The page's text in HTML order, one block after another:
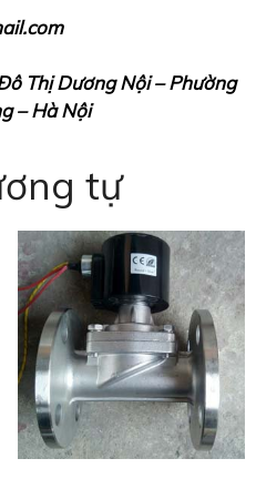
Thị Dương Nội – Phường
– Hà Nội
tự